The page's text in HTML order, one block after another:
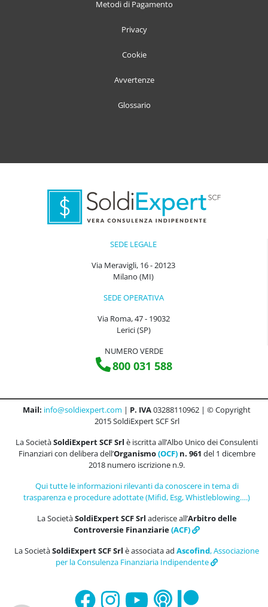
Metodi di Pagamento
Privacy
Cookie
Avvertenze
Glossario
SEDE LEGALE
Via Meravigli, 16 - 20123
Milano (MI)
SEDE OPERATIVA
Via Roma, 47 - 19032
Lerici (SP)
NUMERO VERDE
800 031 588
Mail: info@soldiexpert.com | P. IVA03288110962 | © Copyright
2015 SoldiExpert SCF Srl
La SocietàSoldiExpert SCF Srl è iscritta all’Albo Unico dei Consulenti
Finanziari con delibera dell’Organismo(OCF)n. 961 del 1 dicembre
2018 numero iscrizione n.9.
Qui tutte le informazioni rilevanti da conoscere in tema di
trasparenza e procedure adottate (Mifid, Esg, Whistleblowing….)
La SocietàSoldiExpert SCF Srl aderisce all’Arbitro delle
Controversie Finanziarie(ACF)
La SocietàSoldiExpert SCF Srl è associata ad Ascofind, Associazione
per la Consulenza Finanziaria Indipendente